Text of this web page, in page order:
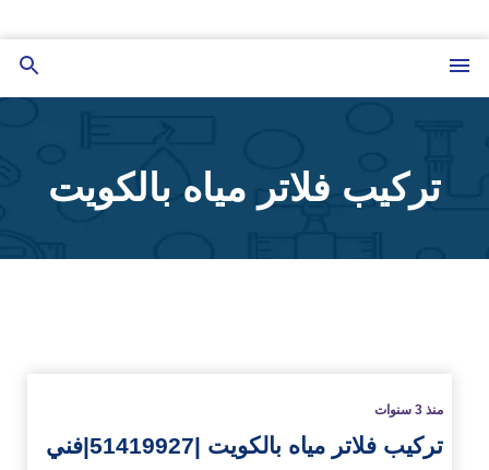
إلى
المحتوى
تركيب فلاتر مياه بالكويت
منذ 3 سنوات
تركيب فلاتر مياه بالكويت |51419927|فني